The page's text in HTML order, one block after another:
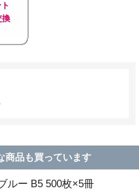
換
商品も買っています
ルー B5 500枚×5冊